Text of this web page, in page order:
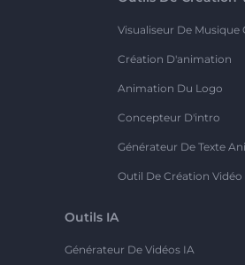
Visualiseur De Musique
Création D'animation
Animation Du Logo
Concepteur D'intro
Générateur De Texte
Outil De Création Vidéo
Outils IA
Générateur De Vidéos IA